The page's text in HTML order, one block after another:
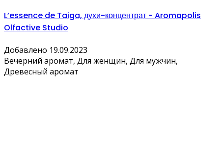
L’essence de Taiga, духи-концентрат - Aromapolis
Olfactive Studio
Добавлено 19.09.2023
Вечерний аромат, Для женщин, Для мужчин,
Древесный аромат